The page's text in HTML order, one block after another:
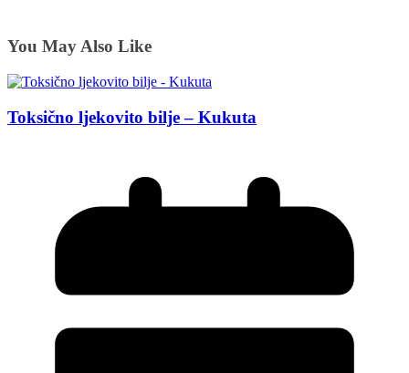
You May Also Like
Toksično ljekovito bilje – Kukuta